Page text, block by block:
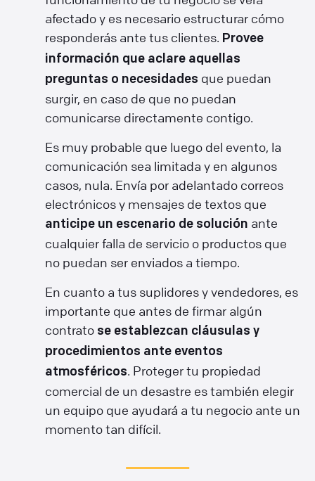
afectado y es necesario estructurar cómo
responderás ante tus clientes. Provee
información que aclare aquellas
preguntas o necesidades que puedan
surgir, en caso de que no puedan
comunicarse directamente contigo.
Es muy probable que luego del evento, la
comunicación sea limitada y en algunos
casos, nula. Envía por adelantado correos
electrónicos y mensajes de textos que
anticipe un escenario de solución ante
cualquier falla de servicio o productos que
no puedan ser enviados a tiempo.
En cuanto a tus suplidores y vendedores, es
importante que antes de firmar algún
contrato se establezcan cláusulas y
procedimientos ante eventos
atmosféricos. Proteger tu propiedad
comercial de un desastre es también elegir
un equipo que ayudará a tu negocio ante un
momento tan difícil.